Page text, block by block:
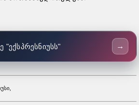
"ექსპრესნიუსს" →